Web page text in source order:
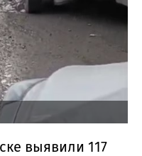
выявили 117